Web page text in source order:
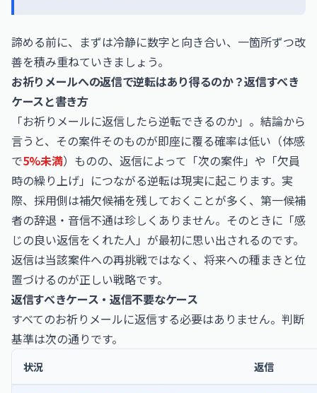
諦める前に、まずは冷静に数字と向き合い、一箇所ずつ改
善を積み重ねていきましょう。
お祈りメールへの返信で逆転はあり得るのか？返信すべき
ケースと書き方
「お祈りメールに返信したら逆転できるのか」。結論から
言うと、その案件そのものが即座に覆る確率は低い（体感
で5%未満）ものの、返信によって「次の案件」や「欠員
時の繰り上げ」につながる逆転は現実に起こります。実
際、採用側は補欠候補を残しておくことが多く、第一候補
者の辞退・音信不通は珍しくありません。そのときに「感
じの良い返信をくれた人」が最初に思い出されるのです。
返信は当該案件への再挑戦ではなく、将来への種まきと位
置づけるのが正しい戦略です。
返信すべきケース・返信不要なケース
すべてのお祈りメールに返信する必要はありません。判断
基準は次の通りです。
状況 返信